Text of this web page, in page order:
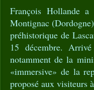
François Hollande
Montignac
préhistorique de
15 décembre.
notamment de la
«immersive» de la
proposé aux visiteurs